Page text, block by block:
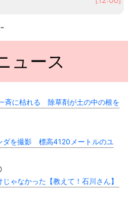
ュース
斉に枯れる 除草剤が土の中の根を
ダを撮影 標高4120メートルのユ
ゃなかった【教えて！石川さん】